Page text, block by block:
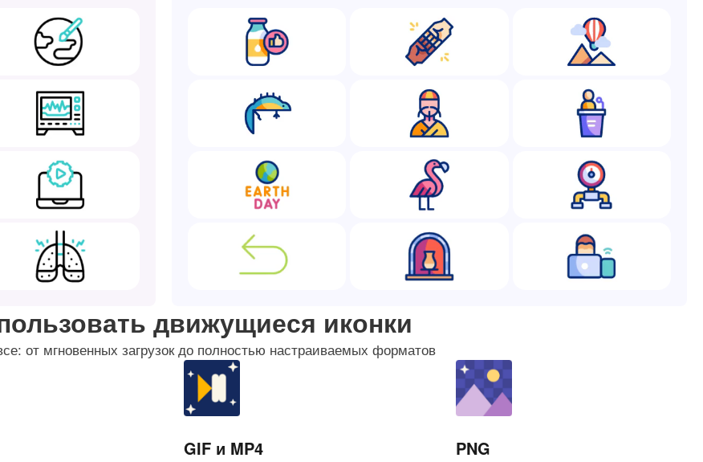
движущиеся иконки
от мгновенных загрузок до полностью настраиваемых форматов
GIF и MP4 PNG